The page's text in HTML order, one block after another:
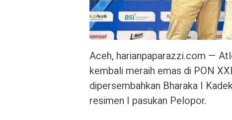
Aceh, harianpaparazzi.com —
kembali meraih emas di PON
dipersembahkan Bharaka I
resimen I pasukan Pelopor.